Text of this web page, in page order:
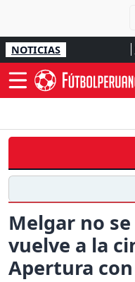
NOTICIAS
Melgar no
vuelve a la
Apertura